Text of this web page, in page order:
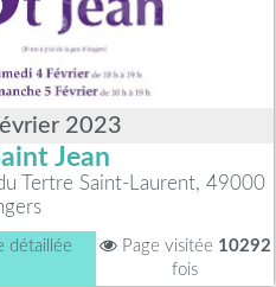
2023
Jean
Tertre Saint-Laurent, 49000
détaillée Page visitée 10292
fois